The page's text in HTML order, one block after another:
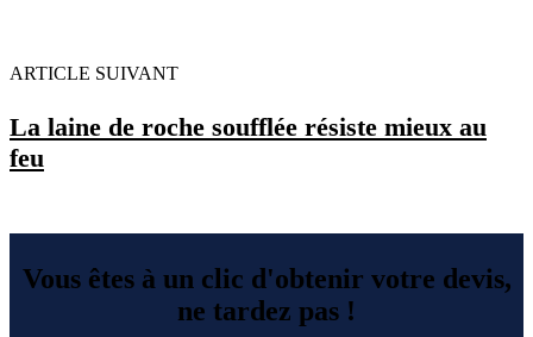
ARTICLE SUIVANT
La laine de roche soufflée résiste mieux au
feu
Vous êtes à un clic d'obtenir votre devis,
ne tardez pas !